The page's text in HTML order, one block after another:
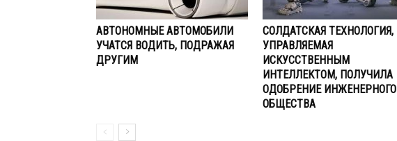
АВТОНОМНЫЕ АВТОМОБИЛИ
УЧАТСЯ ВОДИТЬ, ПОДРАЖАЯ
ДРУГИМ
СОЛДАТСКАЯ ТЕХНОЛОГИЯ,
УПРАВЛЯЕМАЯ
ИСКУССТВЕННЫМ
ИНТЕЛЛЕКТОМ, ПОЛУЧИЛА
ОДОБРЕНИЕ ИНЖЕНЕРНОГО
ОБЩЕСТВА